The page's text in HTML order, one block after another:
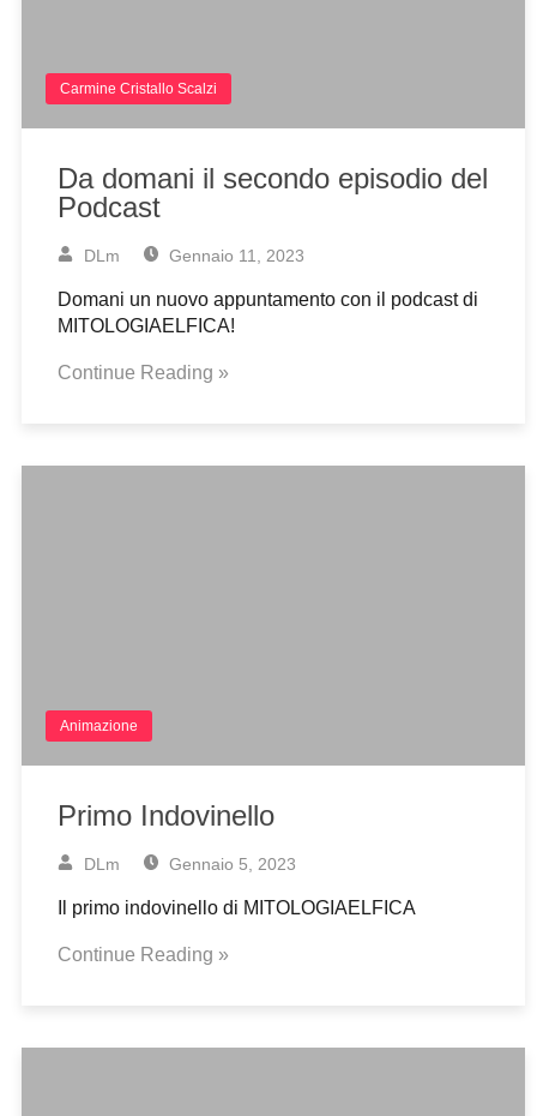
Carmine Cristallo Scalzi
Da domani il secondo episodio del
Podcast
DLm Gennaio 11, 2023
Domani un nuovo appuntamento con il podcast di
MITOLOGIAELFICA!
Continue Reading »
Animazione
Primo Indovinello
DLm Gennaio 5, 2023
Il primo indovinello di MITOLOGIAELFICA
Continue Reading »